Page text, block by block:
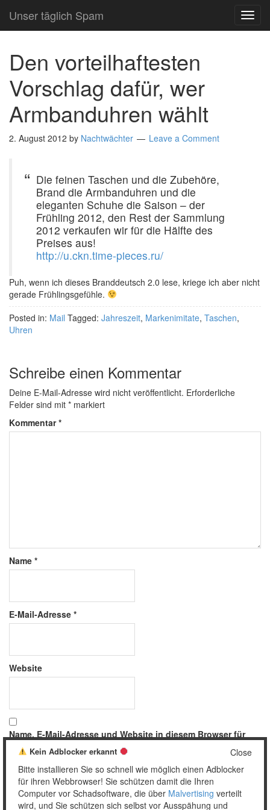
Unser täglich Spam
Den vorteilhaftesten
Vorschlag dafür, wer
Armbanduhren wählt
2. August 2012 by Nachtwächter Leave a Comment
Die feinen Taschen und die Zubehöre,
Brand die Armbanduhren und die
eleganten Schuhe die Saison – der
Frühling 2012, den Rest der Sammlung
2012 verkaufen wir für die Hälfte des
Preises aus!
http://u.ckn.time-pieces.ru/
Puh, wenn ich dieses Branddeutsch 2.0 lese, kriege ich aber nicht
gerade Frühlingsgefühle.
Posted in: Mail Tagged: Jahreszeit, Markenimitate, Taschen,
Uhren
Schreibe einen Kommentar
Deine E-Mail-Adresse wird nicht veröffentlicht. Erforderliche
Felder sind mit * markiert
Kommentar*
Name *
E-Mail-Adresse *
Website
Name, E-Mail-Adresse und Website in diesem Browser für
meinen nächsten Kommentar speichern.
Close
Kein Adblocker erkannt
Bitte installieren Sie so schnell wie möglich einen Adblocker
für ihren Webbrowser! Sie schützen damit die Ihren
Computer vor Schadsoftware, die über Malvertising verteilt
wird, und Sie schützen sich selbst vor Ausspähung und